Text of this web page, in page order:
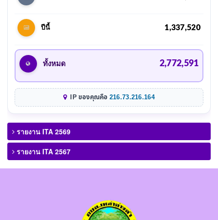
ปีนี้ 1,337,520
ทั้งหมด 2,772,591
IP ของคุณคือ 216.73.216.164
รายงาน ITA 2569
รายงาน ITA 2567